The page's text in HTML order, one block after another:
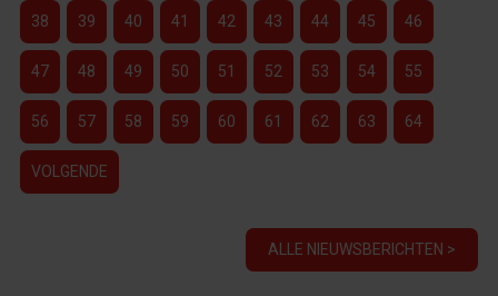
38 39 40 41 42 43 44 45 46
47 48 49 50 51 52 53 54 55
56 57 58 59 60 61 62 63 64
VOLGENDE
ALLE NIEUWSBERICHTEN >